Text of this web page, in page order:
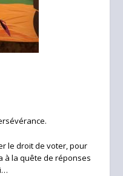
le droit de voter, pour
à la quête de réponses